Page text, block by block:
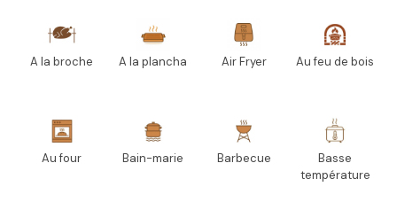
A la broche A la plancha Air Fryer Au feu de bois
Au four Bain-marie Barbecue
Basse
température